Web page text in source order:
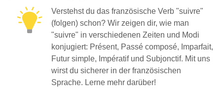
Verstehst du das französische Verb "suivre"
(folgen) schon? Wir zeigen dir, wie man
"suivre" in verschiedenen Zeiten und Modi
konjugiert: Présent, Passé composé, Imparfait,
Futur simple, Impératif und Subjonctif. Mit uns
wirst du sicherer in der französischen
Sprache. Lerne mehr darüber!